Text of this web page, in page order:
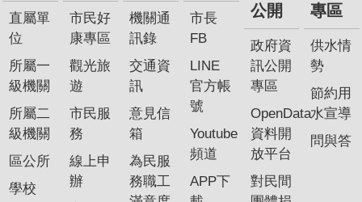
直屬單
位
所屬一
級機關
所屬二
級機關
區公所
學校
市民好
康專區
觀光旅
遊
市民服
務
線上申
辦
機關通
訊錄
交通資
訊
意見信
箱
為民服
務職工
市長
FB
LINE
官方帳
號
Youtube
頻道
APP下
公開
政府資
訊公開
專區
OpenData
資料開
放平台
對民間
專區
供水情
勢
節約用
水宣導
問與答